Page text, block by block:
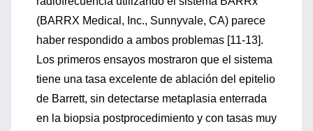
(BARRX Medical, Inc., Sunnyvale, CA) parece
haber respondido a ambos problemas [11-13].
Los primeros ensayos mostraron que el sistema
tiene una tasa excelente de ablación del epitelio
de Barrett, sin detectarse metaplasia enterrada
en la biopsia postprocedimiento y con tasas muy